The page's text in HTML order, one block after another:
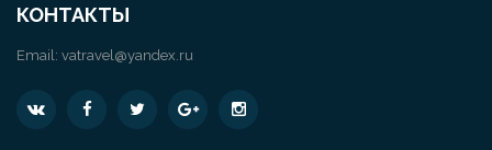
КОНТАКТЫ
Email: vatravel@yandex.ru